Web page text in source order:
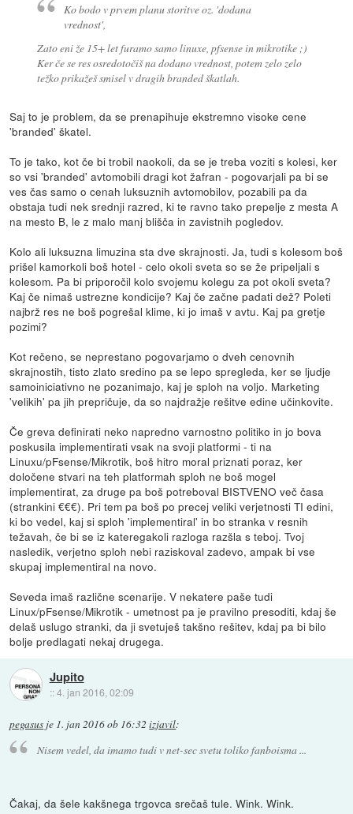
Ko bodo v prvem planu storitve oz. 'dodana
vrednost',
Zato eni že 15+ let furamo samo linuxe, pfsense in mikrotike ;)
Ker če se res osredotočiš na dodano vrednost, potem zelo zelo
težko prikažeš smisel v dragih branded škatlah.
Saj to je problem, da se prenapihuje ekstremno visoke cene
'branded' škatel.
To je tako, kot če bi trobil naokoli, da se je treba voziti s kolesi, ker
so vsi 'branded' avtomobili dragi kot žafran - pogovarjali pa bi se
ves čas samo o cenah luksuznih avtomobilov, pozabili pa da
obstaja tudi nek srednji razred, ki te ravno tako prepelje z mesta A
na mesto B, le z malo manj blišča in zavistnih pogledov.
Kolo ali luksuzna limuzina sta dve skrajnosti. Ja, tudi s kolesom boš
prišel kamorkoli boš hotel - celo okoli sveta so se že pripeljali s
kolesom. Pa bi priporočil kolo svojemu kolegu za pot okoli sveta?
Kaj če nimaš ustrezne kondicije? Kaj če začne padati dež? Poleti
najbrž res ne boš pogrešal klime, ki jo imaš v avtu. Kaj pa gretje
pozimi?
Kot rečeno, se neprestano pogovarjamo o dveh cenovnih
skrajnostih, tisto zlato sredino pa se lepo spregleda, ker se ljudje
samoiniciativno ne pozanimajo, kaj je sploh na voljo. Marketing
'velikih' pa jih prepričuje, da so najdražje rešitve edine učinkovite.
Če greva definirati neko napredno varnostno politiko in jo bova
poskusila implementirati vsak na svoji platformi - ti na
Linuxu/pFsense/Mikrotik, boš hitro moral priznati poraz, ker
določene stvari na teh platformah sploh ne boš mogel
implementirat, za druge pa boš potreboval BISTVENO več časa
(strankini €€€). Pri tem pa boš po precej veliki verjetnosti TI edini,
ki bo vedel, kaj si sploh 'implementiral' in bo stranka v resnih
težavah, če bi se iz kateregakoli razloga razšla s teboj. Tvoj
nasledik, verjetno sploh nebi raziskoval zadevo, ampak bi vse
skupaj implementiral na novo.
Seveda imaš različne scenarije. V nekatere paše tudi
Linux/pFsense/Mikrotik - umetnost pa je pravilno presoditi, kdaj še
delaš uslugo stranki, da ji svetuješ takšno rešitev, kdaj pa bi bilo
bolje predlagati nekaj drugega.
Jupito
::4. jan 2016, 02:09
pegasus je 1. jan 2016 ob 16:32 izjavil:
Nisem vedel, da imamo tudi v net-sec svetu toliko fanboisma ...
Čakaj, da šele kakšnega trgovca srečaš tule. Wink. Wink.